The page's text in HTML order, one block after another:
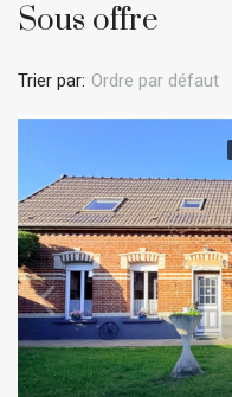
Sous offre
Trier par: Ordre par défaut